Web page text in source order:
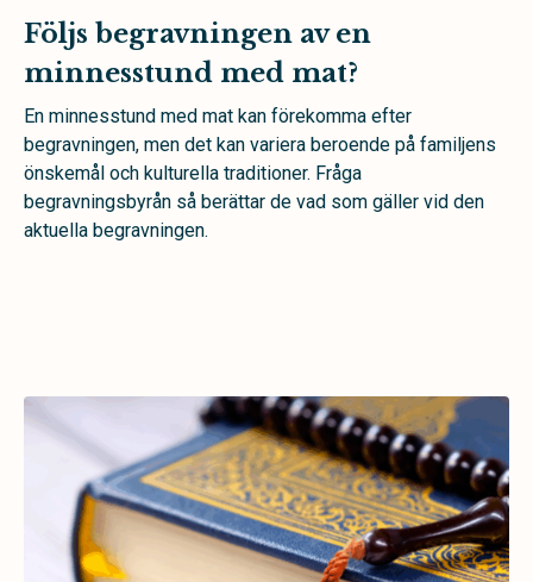
Följs begravningen av en
minnesstund med mat?
En minnesstund med mat kan förekomma efter
begravningen, men det kan variera beroende på familjens
önskemål och kulturella traditioner. Fråga
begravningsbyrån så berättar de vad som gäller vid den
aktuella begravningen.